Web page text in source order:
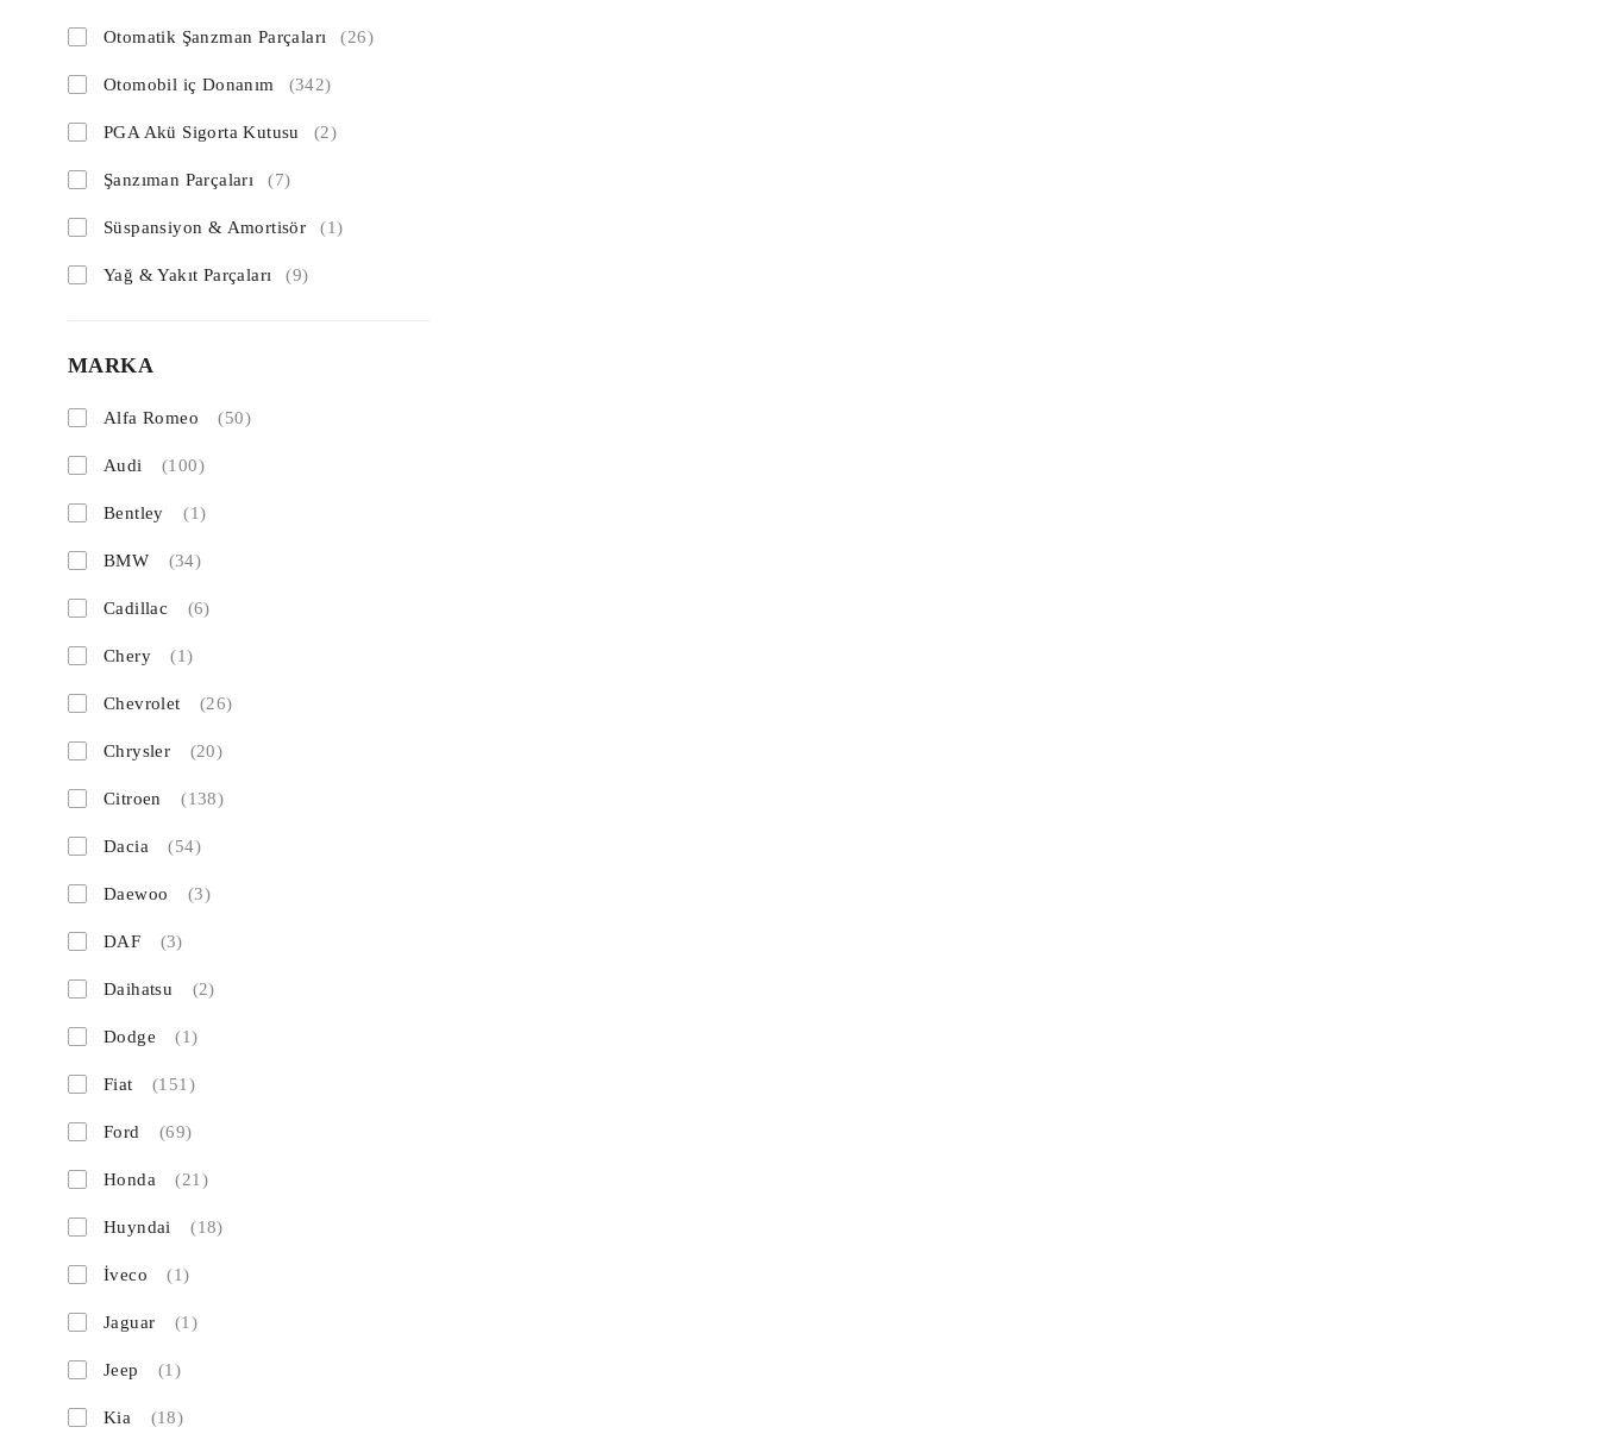
Otomatik Şanzman Parçaları (26)
Otomobil iç Donanım (342)
PGA Akü Sigorta Kutusu (2)
Şanzıman Parçaları (7)
Süspansiyon & Amortisör (1)
Yağ & Yakıt Parçaları (9)
MARKA
Alfa Romeo (50)
Audi (100)
Bentley (1)
BMW (34)
Cadillac (6)
Chery (1)
Chevrolet (26)
Chrysler (20)
Citroen (138)
Dacia (54)
Daewoo (3)
DAF (3)
Daihatsu (2)
Dodge (1)
Fiat (151)
Ford (69)
Honda (21)
Huyndai (18)
İveco (1)
Jaguar (1)
Jeep (1)
Kia (18)